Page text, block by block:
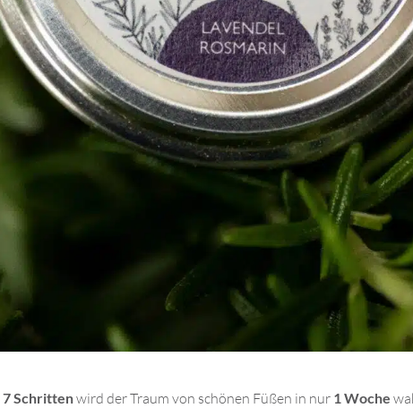
7 Schrittenwird der Traum von schönen Füßen in nur 1 Woche